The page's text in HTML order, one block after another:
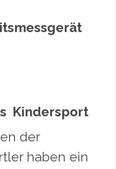
Kindersport
der
haben ein